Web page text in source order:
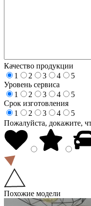
Качество продукции
1
2 3 4
5
Уровень сервиса
1
2 3 4
5
Срок изготовления
1
2 3 4
5
Пожалуйста, докажите,
Похожие модели